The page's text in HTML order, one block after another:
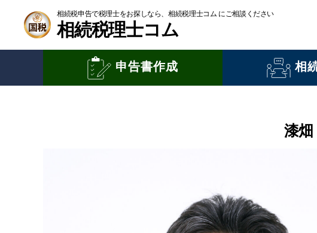
相続税理士コム
相続税申告で税理士をお探しなら、相続税理士コム にご相談ください
申告書作成 相
漆